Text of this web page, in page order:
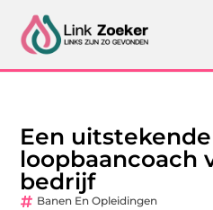
Een uitstekende
loopbaancoach
bedrijf
Banen En Opleidingen